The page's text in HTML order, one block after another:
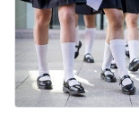
娘の文句にブチ切れ
Amebaトピックス 1日